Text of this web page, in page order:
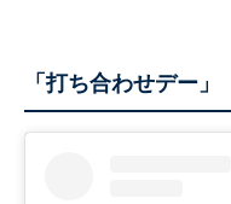
「打ち合わせデー」